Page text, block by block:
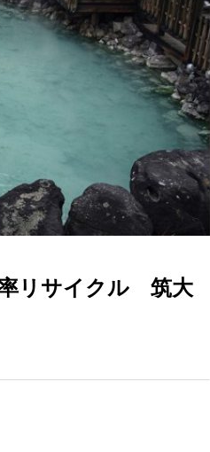
リサイクル 筑大